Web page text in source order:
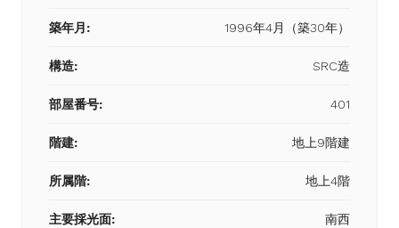
築年月: 1996年4月（築30年）
構造: SRC造
部屋番号: 401
階建: 地上9階建
所属階: 地上4階
主要採光面: 南西